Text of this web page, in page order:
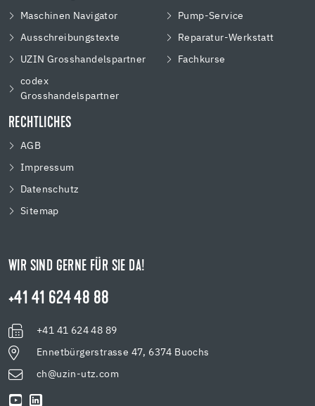
Maschinen Navigator
Ausschreibungstexte
UZIN Grosshandelspartner
codex
Grosshandelspartner
Pump-Service
Reparatur-Werkstatt
Fachkurse
RECHTLICHES
AGB
Impressum
Datenschutz
Sitemap
WIR SIND GERNE FÜR SIE DA!
+41 41 624 48 88
+41 41 624 48 89
Ennetbürgerstrasse 47, 6374 Buochs
ch@uzin-utz.com